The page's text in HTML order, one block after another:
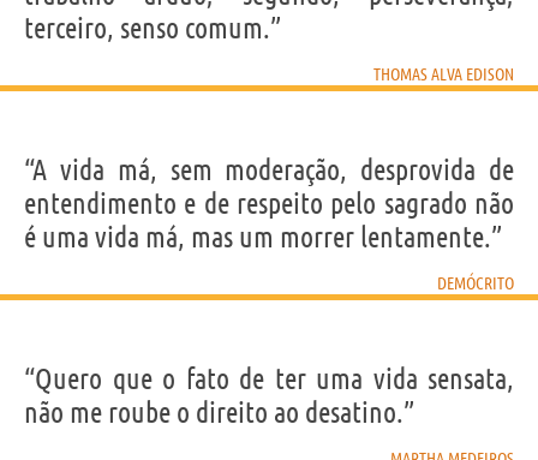
terceiro, senso comum.”
THOMAS ALVA EDISON
“A vida má, sem moderação, desprovida de
entendimento e de respeito pelo sagrado não
é uma vida má, mas um morrer lentamente.”
DEMÓCRITO
“Quero que o fato de ter uma vida sensata,
não me roube o direito ao desatino.”